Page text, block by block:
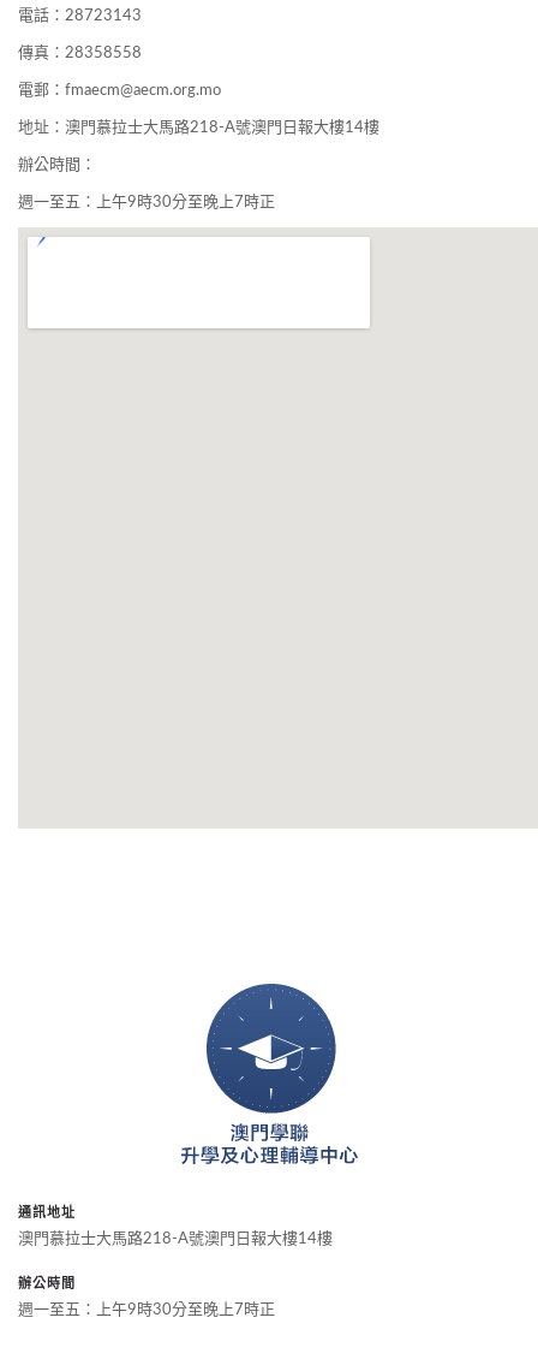
電話：28723143
傳真：28358558
電郵： fmaecm@aecm.org.mo
地址：澳門慕拉士大馬路218-A號澳門日報大樓14樓
辦公時間：
週一至五：上午9時30分至晚上7時正
通訊地址
澳門慕拉士大馬路218-A號澳門日報大樓14樓
辦公時間
週一至五：上午9時30分至晚上7時正